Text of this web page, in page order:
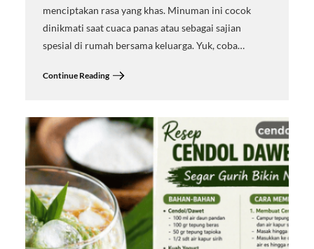
menciptakan rasa yang khas. Minuman ini cocok
dinikmati saat cuaca panas atau sebagai sajian
spesial di rumah bersama keluarga. Yuk, coba…
Continue Reading